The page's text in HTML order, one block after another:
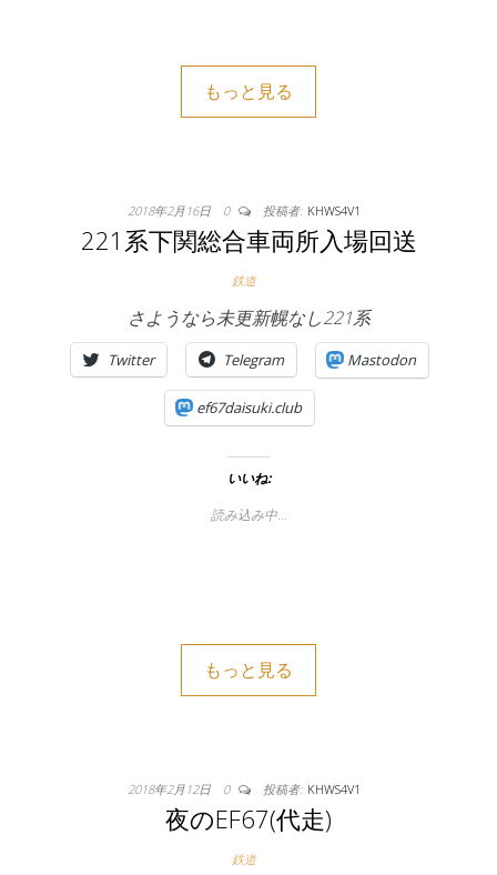
もっと見る
2018年2月16日 0 投稿者: KHWS4V1
221系下関総合車両所入場回送
鉄道
さようなら未更新幌なし221系
Twitter Telegram Mastodon
ef67daisuki.club
いいね:
読み込み中…
もっと見る
2018年2月12日 0 投稿者: KHWS4V1
夜のEF67(代走)
鉄道